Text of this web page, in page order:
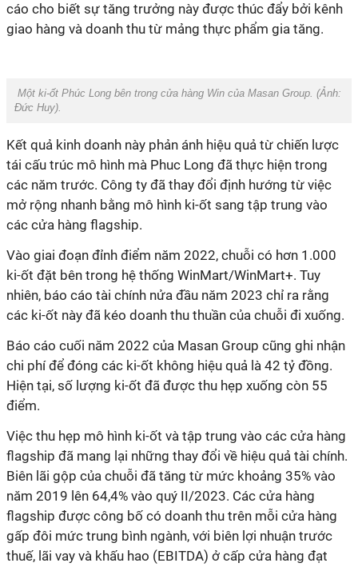
cáo cho biết sự tăng trưởng này được thúc đẩy bởi kênh
giao hàng và doanh thu từ mảng thực phẩm gia tăng.
Một ki-ốt Phúc Long bên trong cửa hàng Win của Masan Group. (Ảnh:
Đức Huy).
Kết quả kinh doanh này phản ánh hiệu quả từ chiến lược
tái cấu trúc mô hình mà Phuc Long đã thực hiện trong
các năm trước. Công ty đã thay đổi định hướng từ việc
mở rộng nhanh bằng mô hình ki-ốt sang tập trung vào
các cửa hàng flagship.
Vào giai đoạn đỉnh điểm năm 2022, chuỗi có hơn 1.000
ki-ốt đặt bên trong hệ thống WinMart/WinMart+. Tuy
nhiên, báo cáo tài chính nửa đầu năm 2023 chỉ ra rằng
các ki-ốt này đã kéo doanh thu thuần của chuỗi đi xuống.
Báo cáo cuối năm 2022 của Masan Group cũng ghi nhận
chi phí để đóng các ki-ốt không hiệu quả là 42 tỷ đồng.
Hiện tại, số lượng ki-ốt đã được thu hẹp xuống còn 55
điểm.
Việc thu hẹp mô hình ki-ốt và tập trung vào các cửa hàng
flagship đã mang lại những thay đổi về hiệu quả tài chính.
Biên lãi gộp của chuỗi đã tăng từ mức khoảng 35% vào
năm 2019 lên 64,4% vào quý II/2023. Các cửa hàng
flagship được công bố có doanh thu trên mỗi cửa hàng
gấp đôi mức trung bình ngành, với biên lợi nhuận trước
thuế, lãi vay và khấu hao (EBITDA) ở cấp cửa hàng đạt